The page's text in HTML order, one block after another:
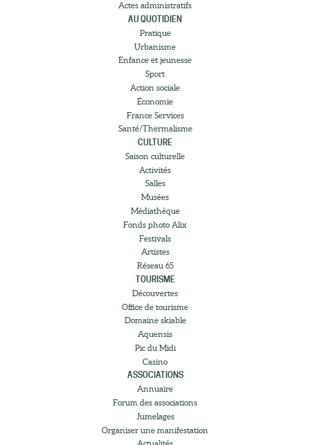
Actes administratifs
AU QUOTIDIEN
Pratique
Urbanisme
Enfance et jeunesse
Sport
Action sociale
Économie
France Services
Santé/Thermalisme
CULTURE
Saison culturelle
Activités
Salles
Musées
Médiathèque
Fonds photo Alix
Festivals
Artistes
Réseau 65
TOURISME
Découvertes
Office de tourisme
Domaine skiable
Aquensis
Pic du Midi
Casino
ASSOCIATIONS
Annuaire
Forum des associations
Jumelages
Organiser une manifestation